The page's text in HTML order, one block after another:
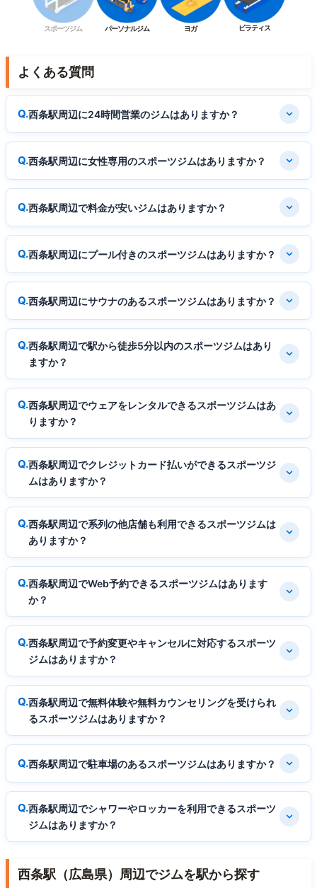
スポーツジム パーソナルジム ヨガ ピラティス
よくある質問
西条駅周辺に24時間営業のジムはありますか？
西条駅周辺に女性専用のスポーツジムはありますか？
西条駅周辺で料金が安いジムはありますか？
西条駅周辺にプール付きのスポーツジムはありますか？
西条駅周辺にサウナのあるスポーツジムはありますか？
西条駅周辺で駅から徒歩5分以内のスポーツジムはあり
ますか？
西条駅周辺でウェアをレンタルできるスポーツジムはあ
りますか？
西条駅周辺でクレジットカード払いができるスポーツジ
ムはありますか？
西条駅周辺で系列の他店舗も利用できるスポーツジムは
ありますか？
西条駅周辺でWeb予約できるスポーツジムはあります
か？
西条駅周辺で予約変更やキャンセルに対応するスポーツ
ジムはありますか？
西条駅周辺で無料体験や無料カウンセリングを受けられ
るスポーツジムはありますか？
西条駅周辺で駐車場のあるスポーツジムはありますか？
西条駅周辺でシャワーやロッカーを利用できるスポーツ
ジムはありますか？
西条駅（広島県）周辺でジムを駅から探す